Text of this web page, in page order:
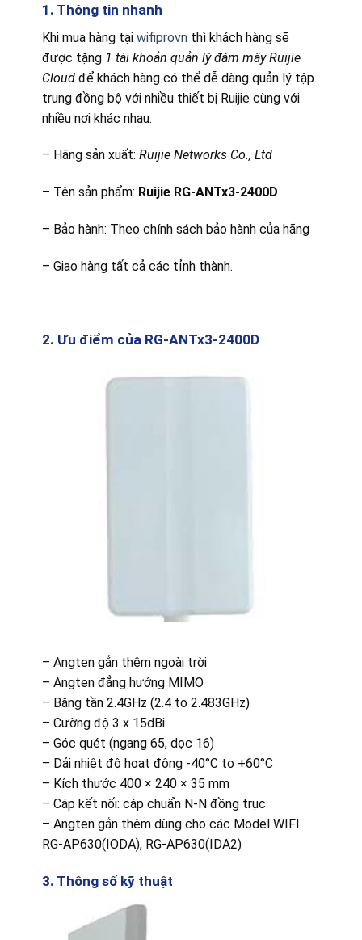
1. Thông tin nhanh
Khi mua hàng tại wifiprovnthì khách hàng sẽ
được tặng1 tài khoản quản lý đám mây Ruijie
Cloudđể khách hàng có thể dễ dàng quản lý tập
trung đồng bộ với nhiều thiết bị Ruijie cùng với
nhiều nơi khác nhau.
– Hãng sản xuất: Ruijie Networks Co., Ltd
– Tên sản phẩm: Ruijie RG-ANTx3-2400D
– Bảo hành: Theo chính sách bảo hành của hãng
– Giao hàng tất cả các tỉnh thành.
2. Ưu điểm của RG-ANTx3-2400D
– Angten gắn thêm ngoài trời
– Angten đẳng hướng MIMO
– Băng tần 2.4GHz (2.4 to 2.483GHz)
– Cường độ 3 x 15dBi
– Góc quét (ngang 65, dọc 16)
– Dải nhiệt độ hoạt động -40°C to +60°C
– Kích thước 400 × 240 × 35 mm
– Cáp kết nối: cáp chuẩn N-N đồng trục
– Angten gắn thêm dùng cho các Model WIFI
RG-AP630(IODA), RG-AP630(IDA2)
3. Thông số kỹ thuật